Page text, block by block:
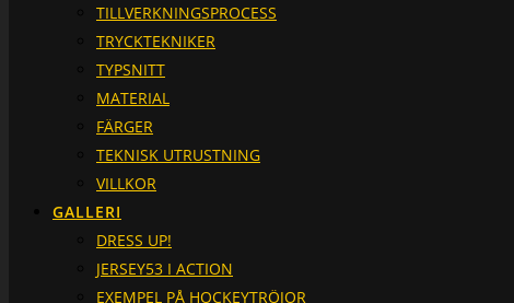
TILLVERKNINGSPROCESS
TRYCKTEKNIKER
TYPSNITT
MATERIAL
FÄRGER
TEKNISK UTRUSTNING
VILLKOR
GALLERI
DRESS UP!
JERSEY53 I ACTION
EXEMPEL PÅ HOCKEYTRÖJOR